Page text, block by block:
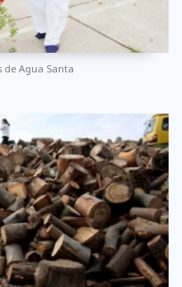
de Agua Santa